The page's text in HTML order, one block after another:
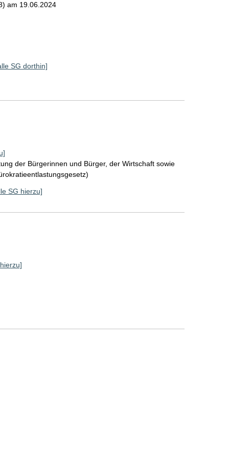
am 19.06.2024
SG dorthin]
der Bürgerinnen und Bürger, der Wirtschaft sowie
SG hierzu]